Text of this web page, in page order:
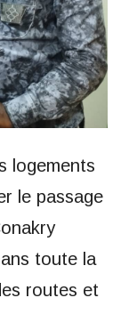
logements
le passage
toute la
routes et